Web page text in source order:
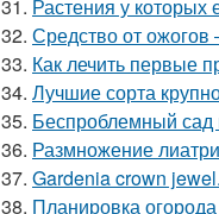
31. Растения у
32. Средство от
33. Как лечить первые
34. Лучшие сорта
35. Беспроблемный сад
36. Размножение
37. Gardenia crown
38. Планировка